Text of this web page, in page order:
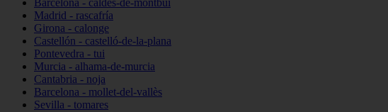
Barcelona - caldes-de-montbui
Madrid - rascafría
Girona - calonge
Castellón - castelló-de-la-plana
Pontevedra - tui
Murcia - alhama-de-murcia
Cantabria - noja
Barcelona - mollet-del-vallès
Sevilla - tomares